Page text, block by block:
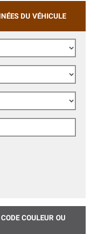
DU VÉHICULE
COULEUR OU